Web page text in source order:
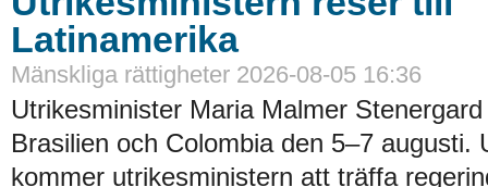
Latinamerika
Mänskliga rättigheter 2026-08-05 16:36
Utrikesminister Maria Malmer
Brasilien och Colombia den 5–7 augusti.
kommer utrikesministern att träffa